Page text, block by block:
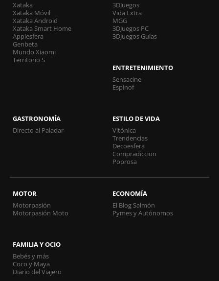
Xataka
Xataka Móvil
Xataka Android
Xataka Smart Home
Applesfera
Genbeta
Mundo Xiaomi
Territorio S
3DJuegos
Vida Extra
MGG
3DJuegos PC
3DJuegos Guías
ENTRETENIMIENTO
Sensacine
Espinof
GASTRONOMÍA
Directo al Paladar
ESTILO DE VIDA
Vitónica
Trendencias
Decoesfera
Compradiccion
Poprosa
MOTOR
Motorpasión
Motorpasión Moto
ECONOMÍA
El Blog Salmón
Pymes y Autónomos
FAMILIA Y OCIO
Bebés y más
Coco y Maya
Diario del Viajero